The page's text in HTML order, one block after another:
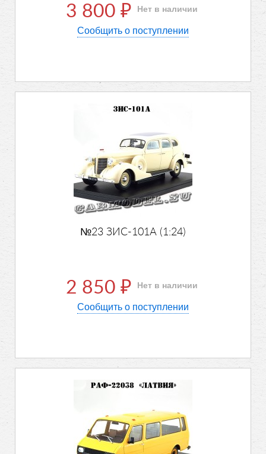
3 800 ₽ Нет в наличии
Сообщить о поступлении
№23 ЗИС-101А (1:24)
2 850 ₽ Нет в наличии
Сообщить о поступлении